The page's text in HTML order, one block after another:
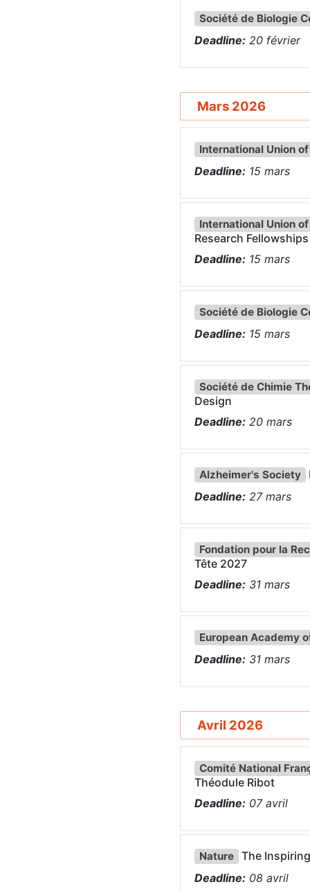
Société de Biologie
Deadline: 20 février
Mars 2026
International Union
Deadline: 15 mars
International Union
Research Fellowships
Deadline: 15 mars
Société de Biologie
Deadline: 15 mars
Société de Chimie
Design
Deadline: 20 mars
Alzheimer's Society
Deadline: 27 mars
Fondation pour la
Tête 2027
Deadline: 31 mars
European Academy
Deadline: 31 mars
Avril 2026
Comité National
Théodule Ribot
Deadline: 07 avril
Nature The
Deadline: 08 avril